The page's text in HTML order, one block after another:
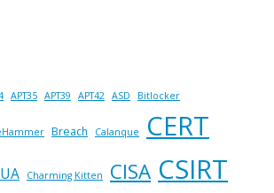
APT35 APT39 APT42 ASD Bitlocker
Breach Calanque CERT
Charming Kitten CISA CSIRT